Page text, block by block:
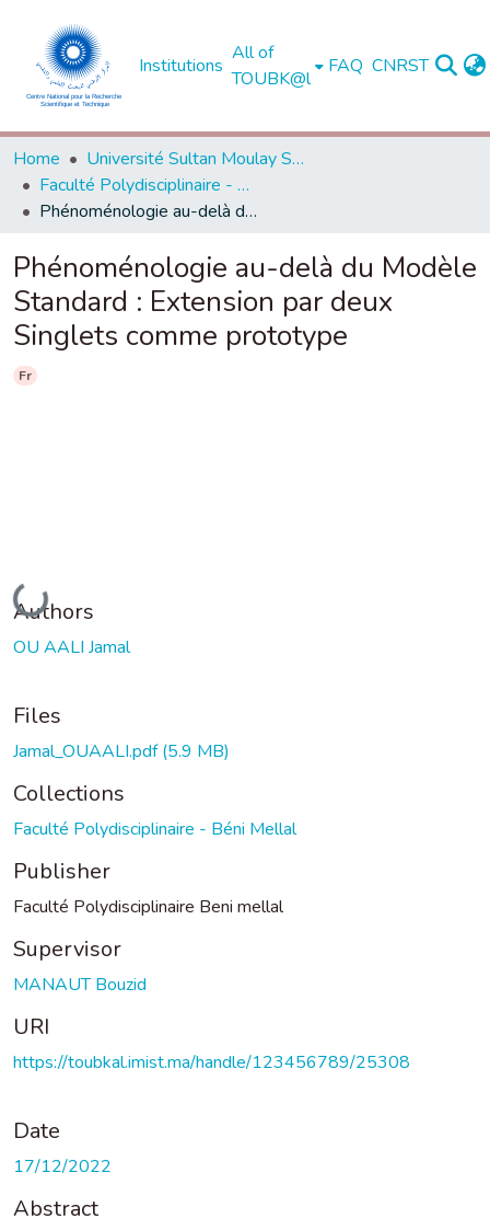
Institutions
All of
TOUBK@l
FAQ CNRST
Home
Université Sultan Moulay Slimane - Béni Mellal
Faculté Polydisciplinaire - Béni Mellal
Phénoménologie au-delà du Modèle Standard : Extension par deux Singlets comme prototype
Phénoménologie au-delà du Modèle
Standard : Extension par deux
Singlets comme prototype
Fr
Loading...
Authors
OU AALI Jamal
Files
Jamal_OUAALI.pdf(5.9 MB)
Collections
Faculté Polydisciplinaire - Béni Mellal
Publisher
Faculté Polydisciplinaire Beni mellal
Supervisor
MANAUT Bouzid
URI
https://toubkal.imist.ma/handle/123456789/25308
Date
17/12/2022
Abstract